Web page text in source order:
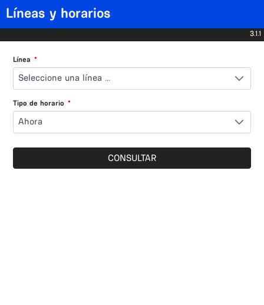
Líneas y horarios
3.1.1
Línea *
Seleccione una línea ...
Tipo de horario *
Ahora
CONSULTAR